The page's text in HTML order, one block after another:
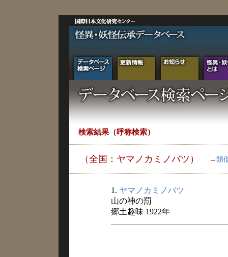
検索結果（呼称検索）
（全国：ヤマノカミノバツ） → 類
1. ヤマノカミノバツ
山の神の罰
郷土趣味 1922年